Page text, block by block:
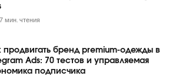
7 мин. чтения
продвигать бренд premium-одежды в
Ads: 70 тестов и управляемая
подписчика